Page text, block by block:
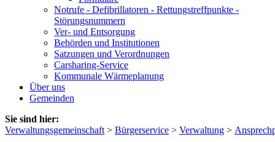
Notrufe - Defibrillatoren - Rettungstreffpunkte -
Störungsnummern
Ver- und Entsorgung
Behörden und Institutionen
Satzungen und Verordnungen
Carsharing-Service
Kommunale Wärmeplanung
Über uns
Gemeinden
Sie sind hier:
Verwaltungsgemeinschaft > Bürgerservice > Verwaltung >